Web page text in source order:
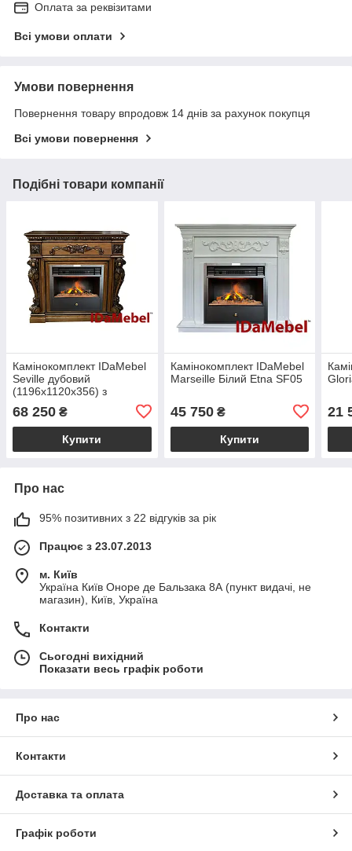
Оплата за реквізитами
Всі умови оплати
Умови повернення
Повернення товару впродовж 14 днів за рахунок покупця
Всі умови повернення
Подібні товари компанії
Камінокомплект IDaMebel
Seville дубовий
(1196x1120x356) з
паровим каміном Etna SF
05 зі справжнім 3D
ефектом полумʼя,
68 250 ₴
Купити
Камінокомплект IDaMebel
Marseille Білий Etna SF05
45 750₴
Купити
21
Про нас
95% позитивних з 22 відгуків за рік
Працює з 23.07.2013
м. Київ
Україна Київ Оноре де Бальзака 8А (пункт видачі, не
магазин), Київ, Україна
Контакти
Сьогодні вихідний
Показати весь графік роботи
Про нас
Контакти
Доставка та оплата
Графік роботи